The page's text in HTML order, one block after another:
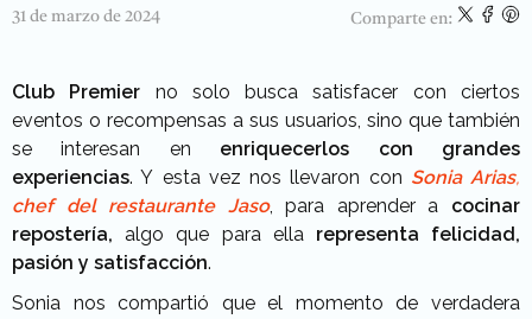
31 de marzo de 2024 Comparte en:
Club Premier no solo busca satisfacer con ciertos
eventos o recompensas a sus usuarios, sino que también
se interesan en enriquecerlos con grandes
experiencias. Y esta vez nos llevaron con Sonia Arias,
chef del restaurante Jaso, para aprender a cocinar
repostería,algo que para ella representa felicidad,
pasión y satisfacción.
Sonia nos compartió que el momento de verdadera